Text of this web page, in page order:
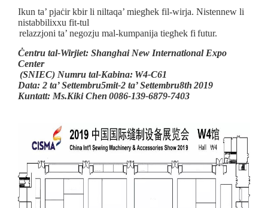
Ikun ta’ pjaċir kbir li niltaqa’ miegħek fil-wirja. Nistennew li
nistabbilixxu fit-tul
relazzjoni ta’ negozju mal-kumpanija tiegħek fi futur.
Ċentru tal-Wirjiet: Shanghai New International Expo
Center
(SNIEC) Numru tal-Kabina: W4-C61
Data: 2 ta’ Settembru5mit-2 ta’ Settembru8th 2019
Kuntatt: Ms.Kiki Chen 0086-139-6879-7403